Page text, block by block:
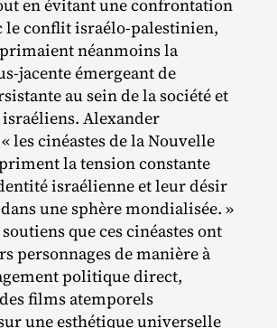
en évitant une confrontation
le conflit israélo‐​palestinien,
néanmoins la
émergeant de
au sein de la société et
israéliens. Alexander
les cinéastes de la Nouvelle
la tension constante
israélienne et leur désir
une sphère mondialisée. »
que ces cinéastes ont
personnages de manière à
politique direct,
films atemporels
une esthétique universelle